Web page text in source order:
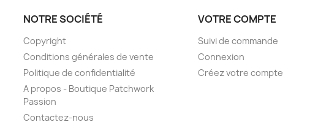
NOTRE SOCIÉTÉ
Copyright
Conditions générales de vente
Politique de confidentialité
A propos - Boutique Patchwork
Passion
Contactez-nous
VOTRE COMPTE
Suivi de commande
Connexion
Créez votre compte